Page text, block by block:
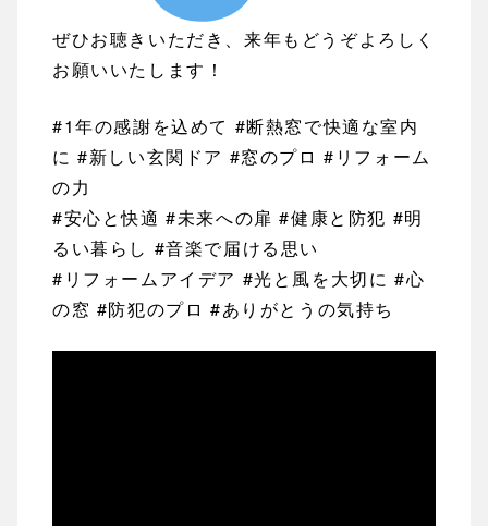
ぜひお聴きいただき、来年もどうぞよろしく
お願いいたします！
#1年の感謝を込めて #断熱窓で快適な室内
に #新しい玄関ドア #窓のプロ #リフォーム
の力
#安心と快適 #未来への扉 #健康と防犯 #明
るい暮らし #音楽で届ける思い
#リフォームアイデア #光と風を大切に #心
の窓 #防犯のプロ #ありがとうの気持ち